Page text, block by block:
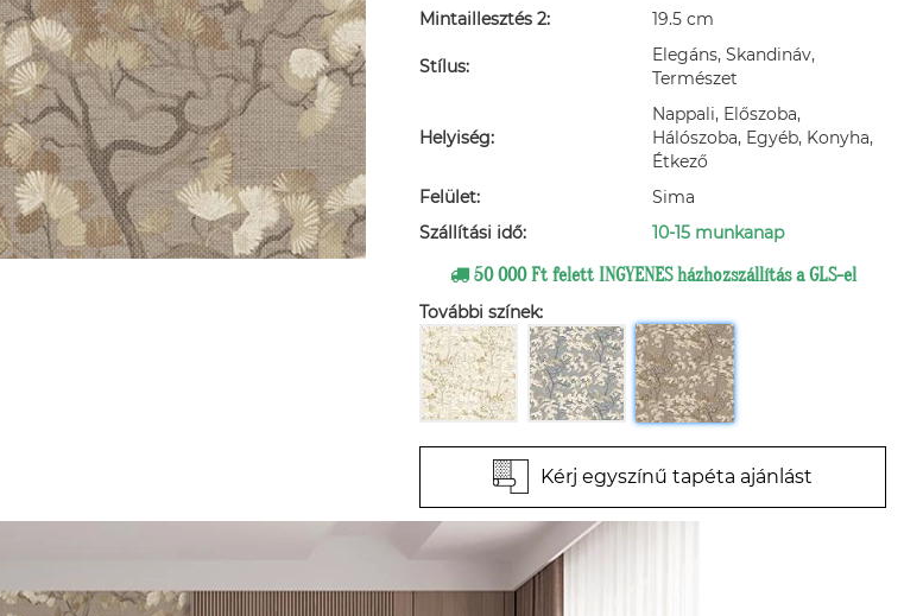
Mintaillesztés 2:
19.5 cm
Stílus:
Elegáns, Skandináv,
Természet
Helyiség:
Nappali, Előszoba,
Hálószoba, Egyéb, Konyha,
Étkező
Felület:
Sima
Szállítási idő:
10-15 munkanap
50 000 Ft felett INGYENES házhozszállítás a GLS-el
További színek:
Kérj egyszínű tapéta ajánlást